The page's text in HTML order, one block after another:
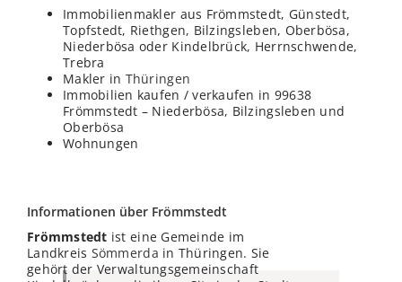
Immobilienmakler aus Frömmstedt, Günstedt,
Topfstedt, Riethgen, Bilzingsleben, Oberbösa,
Niederbösa oder Kindelbrück, Herrnschwende,
Trebra
Makler in Thüringen
Immobilien kaufen / verkaufen in 99638
Frömmstedt – Niederbösa, Bilzingsleben und
Oberbösa
Wohnungen
Informationen über Frömmstedt
Frömmstedt ist eine Gemeinde im
Landkreis Sömmerda in Thüringen. Sie
gehört der Verwaltungsgemeinschaft